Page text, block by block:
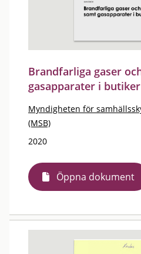
Brandfarliga gaser
gasapparater i butiker
Myndigheten för
(MSB)
2020
Öppna dokument